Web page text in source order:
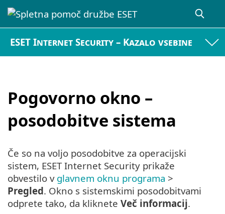
ESET Internet Security – Kazalo vsebine
Pogovorno okno –
posodobitve sistema
Če so na voljo posodobitve za operacijski
sistem, ESET Internet Security prikaže
obvestilo v glavnem oknu programa >
Pregled. Okno s sistemskimi posodobitvami
odprete tako, da kliknete Več informacij.